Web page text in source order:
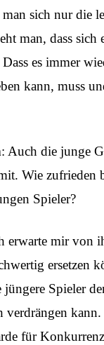
sich nur die
man, dass sich
es immer
kann, muss
: Auch die junge
Wie zufrieden
Spieler?
erwarte mir von
ersetzen
jüngere Spieler
verdrängen
für